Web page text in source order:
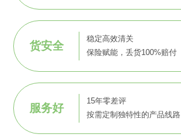
货安全
稳定高效清关
保险赋能，丢货100%赔付
服务好
15年零差评
按需定制独特性的产品线路